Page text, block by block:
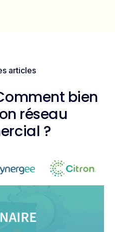
articles
bien
réseau
?